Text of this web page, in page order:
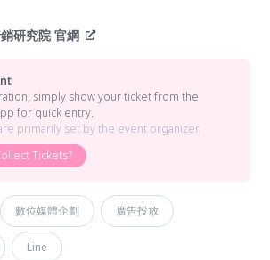
研究院 官網
simply show your ticket from the
for quick entry.
primarily set by the event organizer.
Tickets?
數位媒體企劃 廣告投放
Line